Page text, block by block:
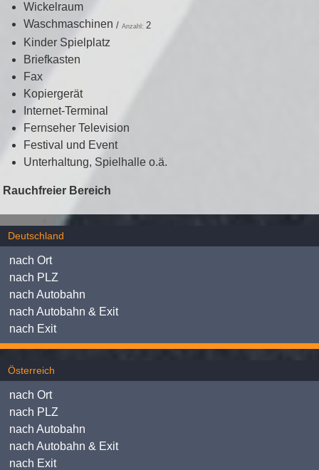
Wickelraum
Waschmaschinen/Anzahl: 2
Kinder Spielplatz
Briefkasten
Fax
Kopiergerät
Internet-Terminal
Fernseher Television
Festival und Event
Unterhaltung, Spielhalle o.ä.
Rauchfreier Bereich
Deutschland
nach Ort
nach PLZ
nach Autobahn
nach Autobahn & Exit
nach Exit
Österreich
nach Ort
nach PLZ
nach Autobahn
nach Autobahn & Exit
nach Exit